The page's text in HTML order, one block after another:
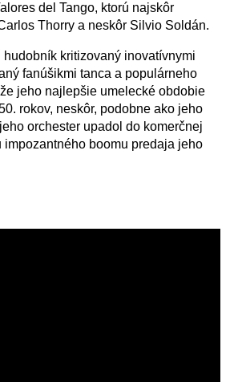
del Tango, ktorú najskôr
Thorry a neskôr Silvio Soldán.
hudobník kritizovaný inovatívnymi
fanúšikmi tanca a populárneho
jeho najlepšie umelecké obdobie
rokov, neskôr, podobne ako jeho
orchester upadol do komerčnej
impozantného boomu predaja jeho